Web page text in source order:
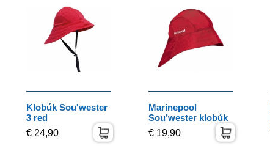
Klobúk Sou'wester
3 red
€ 24,90
Marinepool
Sou’wester klobúk
€ 19,90